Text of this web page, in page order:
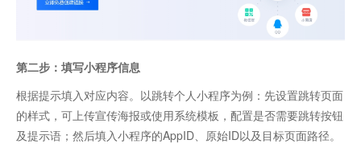
第二步：填写小程序信息
根据提示填入对应内容。以跳转个人小程序为例：先设置跳转页面
的样式，可上传宣传海报或使用系统模板，配置是否需要跳转按钮
及提示语；然后填入小程序的AppID、原始ID以及目标页面路径。